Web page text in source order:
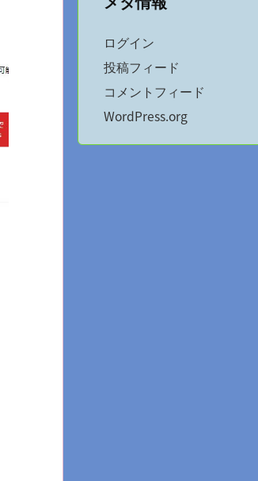
ログイン
投稿フィード
コメントフィード
WordPress.org